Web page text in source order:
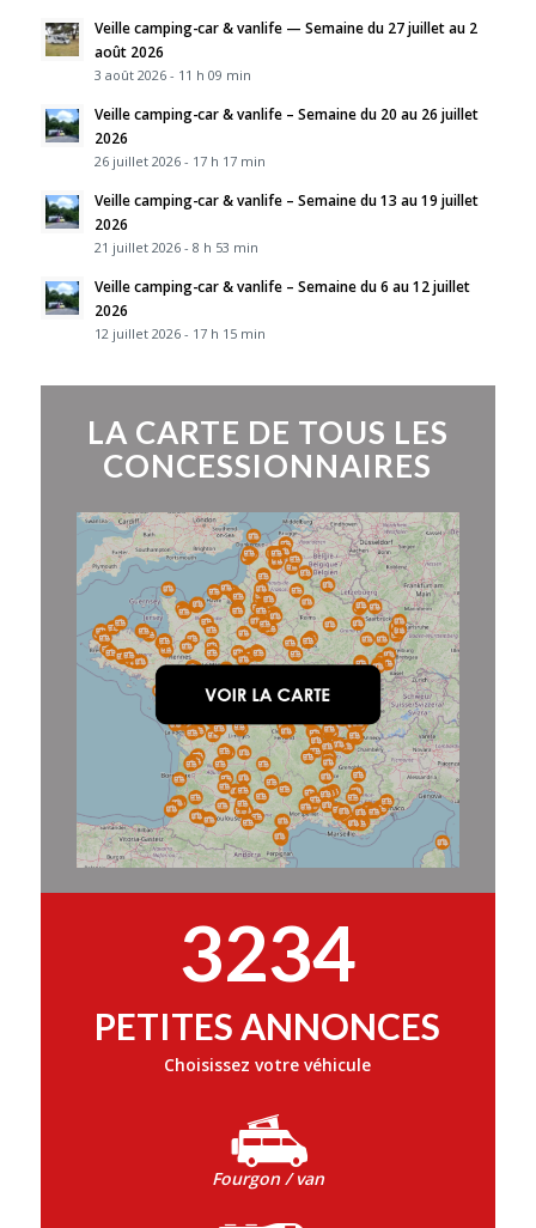
Veille camping-car & vanlife — Semaine du 27 juillet au 2
août 2026
3 août 2026 - 11 h 09 min
Veille camping-car & vanlife – Semaine du 20 au 26 juillet
2026
26 juillet 2026 - 17 h 17 min
Veille camping-car & vanlife – Semaine du 13 au 19 juillet
2026
21 juillet 2026 - 8 h 53 min
Veille camping-car & vanlife – Semaine du 6 au 12 juillet
2026
12 juillet 2026 - 17 h 15 min
LA CARTE DE TOUS LES
CONCESSIONNAIRES
3234
PETITES ANNONCES
Choisissez votre véhicule
Fourgon / van